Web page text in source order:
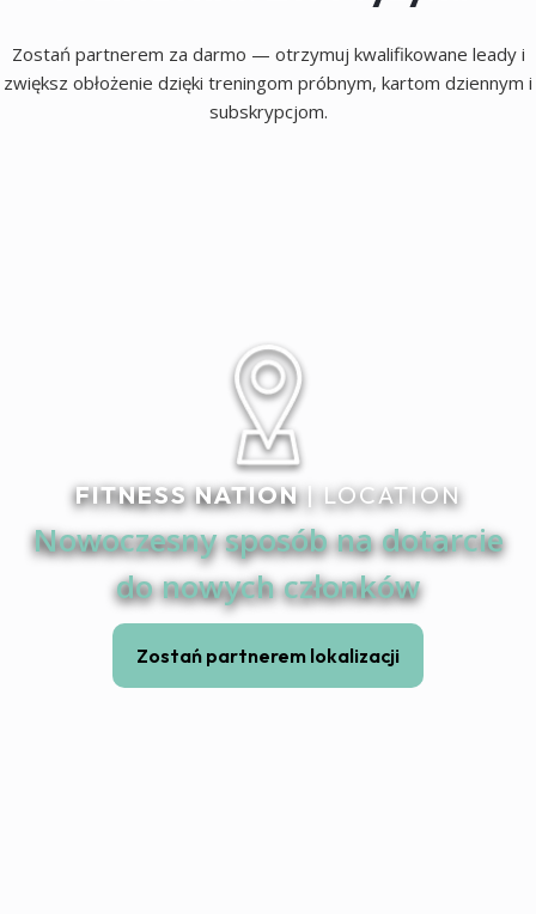
Zostań partnerem za darmo — otrzymuj kwalifikowane leady i
zwiększ obłożenie dzięki treningom próbnym, kartom dziennym i
subskrypcjom.
FITNESS NATION| LOCATION
Nowoczesny sposób na dotarcie
do nowych członków
Zostań partnerem lokalizacji